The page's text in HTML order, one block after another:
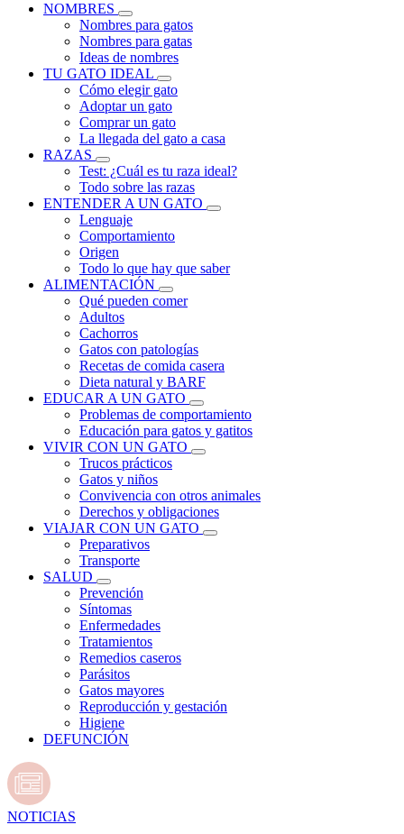
NOMBRES
Nombres para gatos
Nombres para gatas
Ideas de nombres
TU GATO IDEAL
Cómo elegir gato
Adoptar un gato
Comprar un gato
La llegada del gato a casa
RAZAS
Test: ¿Cuál es tu raza ideal?
Todo sobre las razas
ENTENDER A UN GATO
Lenguaje
Comportamiento
Origen
Todo lo que hay que saber
ALIMENTACIÓN
Qué pueden comer
Adultos
Cachorros
Gatos con patologías
Recetas de comida casera
Dieta natural y BARF
EDUCAR A UN GATO
Problemas de comportamiento
Educación para gatos y gatitos
VIVIR CON UN GATO
Trucos prácticos
Gatos y niños
Convivencia con otros animales
Derechos y obligaciones
VIAJAR CON UN GATO
Preparativos
Transporte
SALUD
Prevención
Síntomas
Enfermedades
Tratamientos
Remedios caseros
Parásitos
Gatos mayores
Reproducción y gestación
Higiene
DEFUNCIÓN
NOTICIAS